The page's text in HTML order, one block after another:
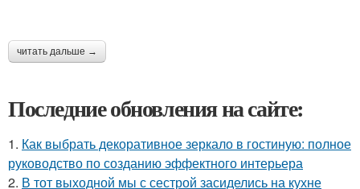
читать дальше →
Последние обновления на сайте:
1. Как выбрать декоративное зеркало в гостиную: полное
руководство по созданию эффектного интерьера
2. В тот выходной мы с сестрой засиделись на кухне